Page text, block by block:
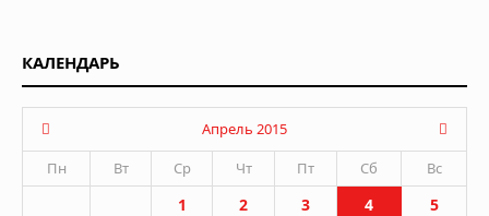
КАЛЕНДАРЬ
Апрель 2015
Пн
Вт Ср Чт Пт Сб Вс
1 2 3 4
5